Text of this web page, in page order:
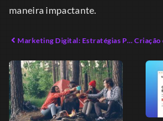
maneira impactante.
Marketing Digital: Estratégias Poderosas para 2026